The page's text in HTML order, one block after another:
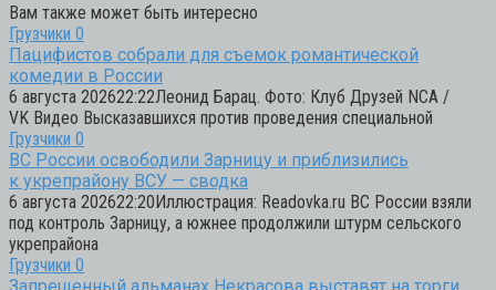
Вам также может быть интересно
Грузчики 0
Пацифистов собрали для съемок романтической
комедии в России
6 августа 202622:22Леонид Барац. Фото: Клуб Друзей NCA /
VK Видео Высказавшихся против проведения специальной
Грузчики 0
ВС России освободили Зарницу и приблизились
к укрепрайону ВСУ — сводка
6 августа 202622:20Иллюстрация: Readovka.ru ВС России взяли
под контроль Зарницу, а южнее продолжили штурм сельского
укрепрайона
Грузчики 0